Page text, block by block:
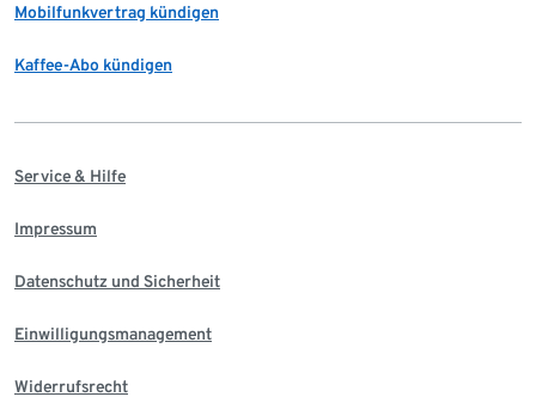
Mobilfunkvertrag kündigen
Kaffee-Abo kündigen
Service & Hilfe
Impressum
Datenschutz und Sicherheit
Einwilligungsmanagement
Widerrufsrecht